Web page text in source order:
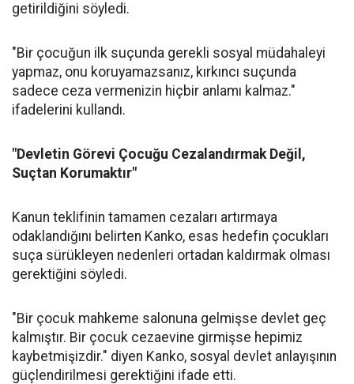
getirildiğini söyledi.
"Bir çocuğun ilk suçunda gerekli sosyal müdahaleyi
yapmaz, onu koruyamazsanız, kırkıncı suçunda
sadece ceza vermenizin hiçbir anlamı kalmaz."
ifadelerini kullandı.
"Devletin Görevi Çocuğu Cezalandırmak Değil,
Suçtan Korumaktır"
Kanun teklifinin tamamen cezaları artırmaya
odaklandığını belirten Kanko, esas hedefin çocukları
suça sürükleyen nedenleri ortadan kaldırmak olması
gerektiğini söyledi.
"Bir çocuk mahkeme salonuna gelmişse devlet geç
kalmıştır. Bir çocuk cezaevine girmişse hepimiz
kaybetmişizdir." diyen Kanko, sosyal devlet anlayışının
güçlendirilmesi gerektiğini ifade etti.